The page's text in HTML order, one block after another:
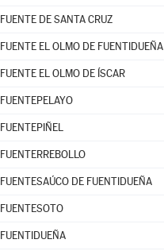
FUENTE DE SANTA CRUZ
FUENTE EL OLMO DE FUENTIDUEÑA
FUENTE EL OLMO DE ÍSCAR
FUENTEPELAYO
FUENTEPIÑEL
FUENTERREBOLLO
FUENTESAÚCO DE FUENTIDUEÑA
FUENTESOTO
FUENTIDUEÑA